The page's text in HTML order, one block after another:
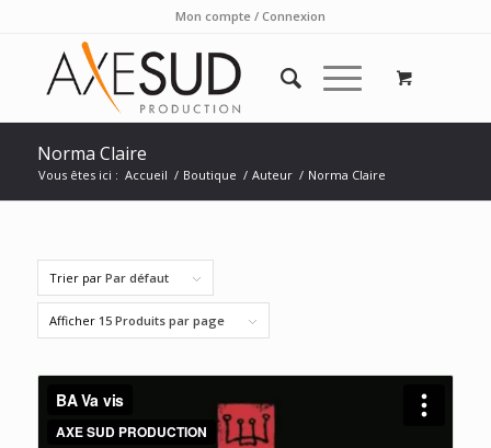
Mon compte / Connexion
Norma Claire
Vous êtes ici : Accueil / Boutique / Auteur / Norma Claire
Trier par Par défaut
Afficher 15 Produits par page